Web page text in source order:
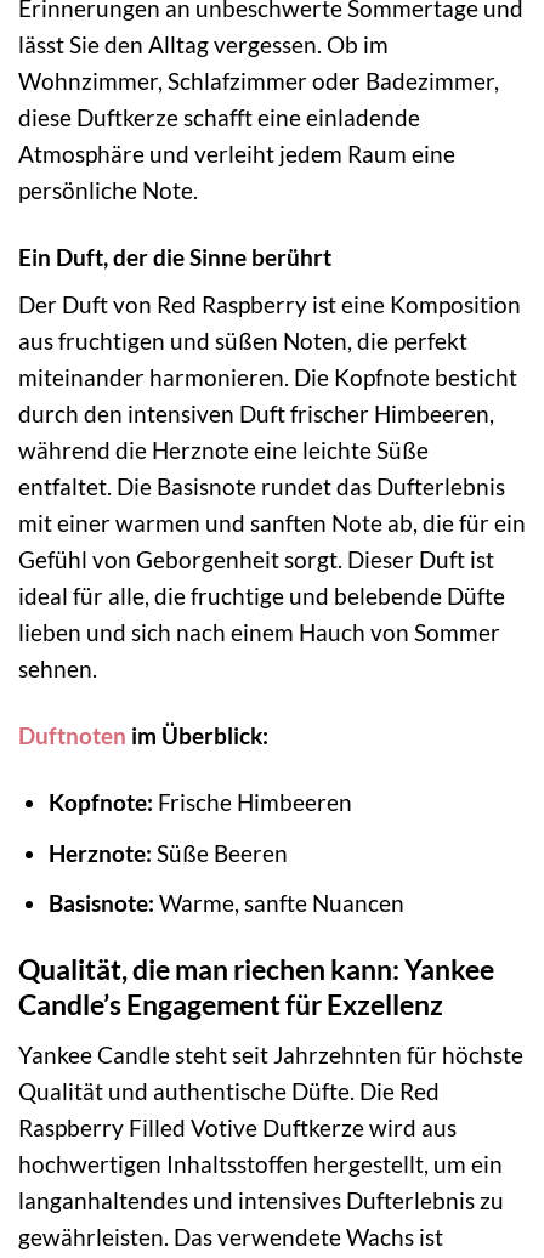
Erinnerungen an unbeschwerte Sommertage und
lässt Sie den Alltag vergessen. Ob im
Wohnzimmer, Schlafzimmer oder Badezimmer,
diese Duftkerze schafft eine einladende
Atmosphäre und verleiht jedem Raum eine
persönliche Note.
Ein Duft, der die Sinne berührt
Der Duft von Red Raspberry ist eine Komposition
aus fruchtigen und süßen Noten, die perfekt
miteinander harmonieren. Die Kopfnote besticht
durch den intensiven Duft frischer Himbeeren,
während die Herznote eine leichte Süße
entfaltet. Die Basisnote rundet das Dufterlebnis
mit einer warmen und sanften Note ab, die für ein
Gefühl von Geborgenheit sorgt. Dieser Duft ist
ideal für alle, die fruchtige und belebende Düfte
lieben und sich nach einem Hauch von Sommer
sehnen.
Duftnoten im Überblick:
Kopfnote: Frische Himbeeren
Herznote: Süße Beeren
Basisnote: Warme, sanfte Nuancen
Qualität, die man riechen kann: Yankee
Candle’s Engagement für Exzellenz
Yankee Candle steht seit Jahrzehnten für höchste
Qualität und authentische Düfte. Die Red
Raspberry Filled Votive Duftkerze wird aus
hochwertigen Inhaltsstoffen hergestellt, um ein
langanhaltendes und intensives Dufterlebnis zu
gewährleisten. Das verwendete Wachs ist